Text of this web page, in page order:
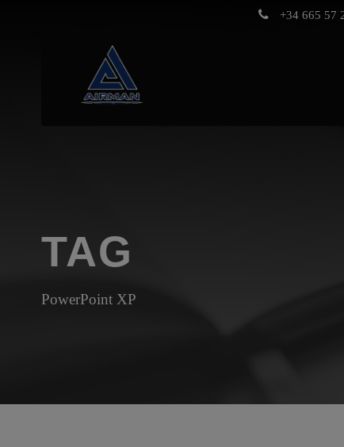
+34 665 57
TAG
PowerPoint XP